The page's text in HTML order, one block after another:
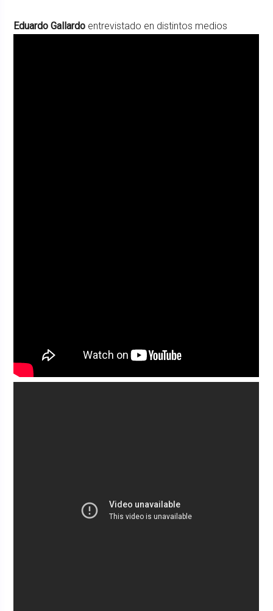
Eduardo Gallardo entrevistado en distintos medios